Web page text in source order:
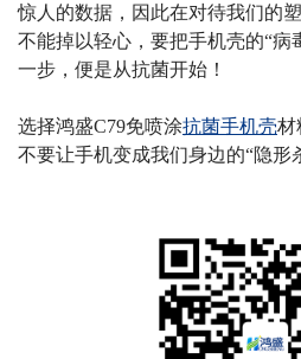
惊人的数据，因此在对待我们的
不能掉以轻心，要把手机壳的“病
一步，便是从抗菌开始！
选择鸿盛C79免喷涂抗菌手机壳材
不要让手机变成我们身边的“隐形